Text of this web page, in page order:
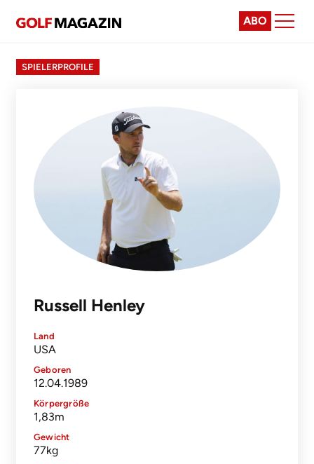
ABO
SPIELERPROFILE
Russell Henley
Land
USA
Geboren
12.04.1989
Körpergröße
1,83m
Gewicht
77kg